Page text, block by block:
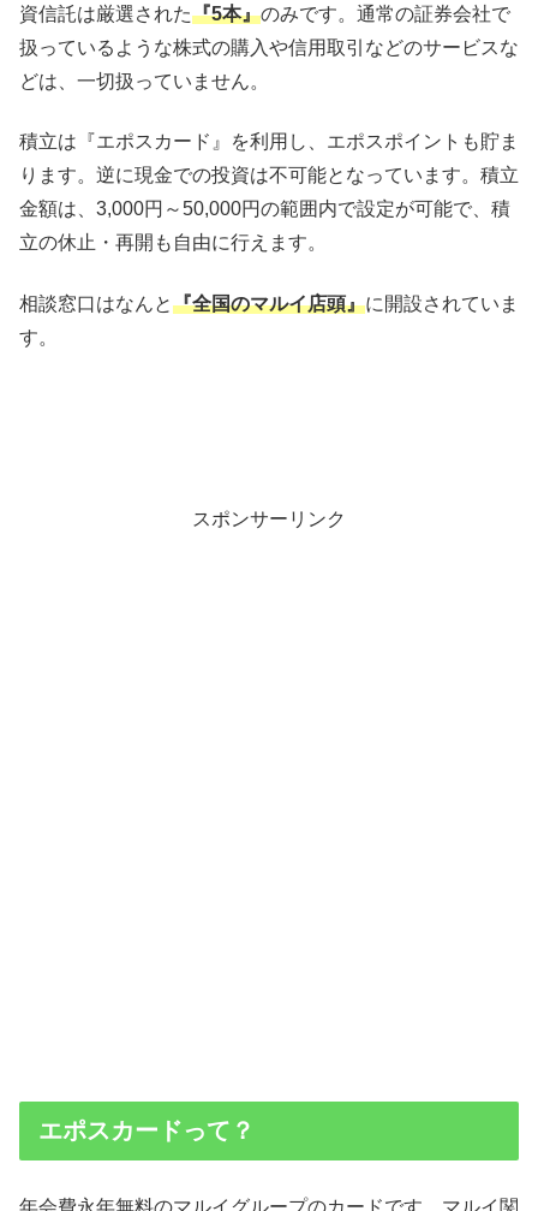
資信託は厳選された『5本』のみです。通常の証券会社で
扱っているような株式の購入や信用取引などのサービスな
どは、一切扱っていません。
積立は『エポスカード』を利用し、エポスポイントも貯ま
ります。逆に現金での投資は不可能となっています。積立
金額は、3,000円～50,000円の範囲内で設定が可能で、積
立の休止・再開も自由に行えます。
相談窓口はなんと『全国のマルイ店頭』に開設されていま
す。
スポンサーリンク
エポスカードって？